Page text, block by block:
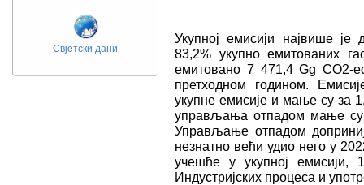
Свјетски дани
Укупној емисији највише је
83,2% укупнo емитованих
емитовано 7 471,4 Gg CO2-
претходном годином.
укупне емисије и мање су за
управљања отпадом мање су
Управљање отпадом
незнатно већи удио него у
учешће у укупној емисији,
Индустријских процеса и